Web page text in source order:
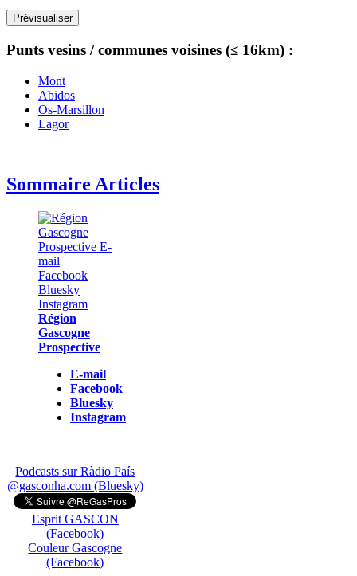
Punts vesins / communes voisines (≤ 16km) :
Mont
Abidos
Os-Marsillon
Lagor
Sommaire Articles
Région
Gascogne
Prospective
E-mail
Facebook
Bluesky
Instagram
Podcasts sur Ràdio País
@gasconha.com (Bluesky)
Esprit GASCON
(Facebook)
Couleur Gascogne
(Facebook)